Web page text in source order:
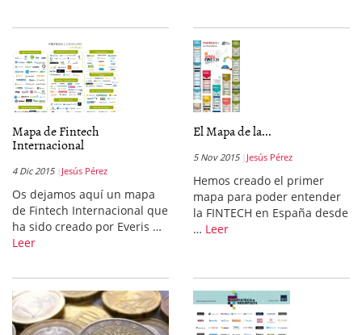
Mapa de Fintech
Internacional
4 Dic 2015 Jesús Pérez
Os dejamos aquí un mapa
de Fintech Internacional que
ha sido creado por Everis …
Leer
El Mapa de la...
5 Nov 2015 Jesús Pérez
Hemos creado el primer
mapa para poder entender
la FINTECH en España desde
… Leer